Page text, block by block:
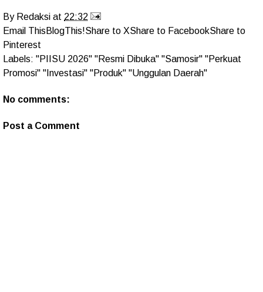
By Redaksi at 22:32
Email This BlogThis!Share to XShare to FacebookShare to
Pinterest
Labels: "PIISU 2026" "Resmi Dibuka" "Samosir" "Perkuat
Promosi" "Investasi" "Produk" "Unggulan Daerah"
No comments:
Post a Comment